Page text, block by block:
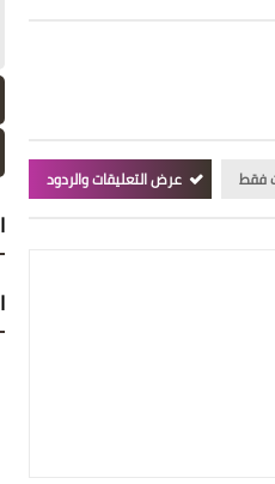
فقط عرض التعليقات والردود